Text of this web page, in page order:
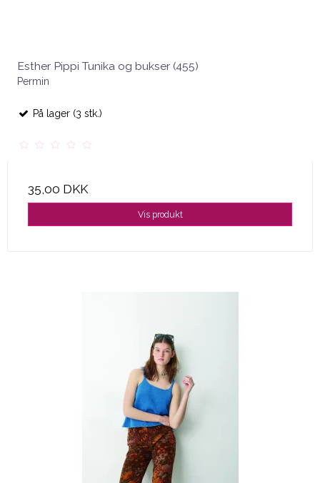
Esther Pippi Tunika og bukser (455)
Permin
På lager (3 stk.)
35,00 DKK
Vis produkt